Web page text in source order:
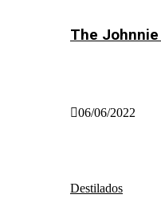
The
06/06/2022
Destilados